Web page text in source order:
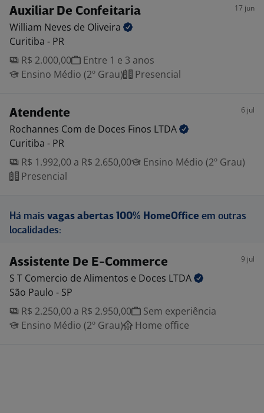
Auxiliar De Confeitaria 17 jun
William Neves de Oliveira
Curitiba - PR
R$ 2.000,00
Entre 1 e 3 anos
Ensino Médio (2º Grau)
Presencial
Atendente 6 jul
Rochannes Com de Doces Finos LTDA
Curitiba - PR
R$ 1.992,00 a R$ 2.650,00
Ensino Médio (2º Grau)
Presencial
Há mais vagas abertas 100% HomeOffice em outras
localidades:
Assistente De E-Commerce 9 jul
S T Comercio de Alimentos e Doces LTDA
São Paulo - SP
R$ 2.250,00 a R$ 2.950,00
Sem experiência
Ensino Médio (2º Grau)
Home office